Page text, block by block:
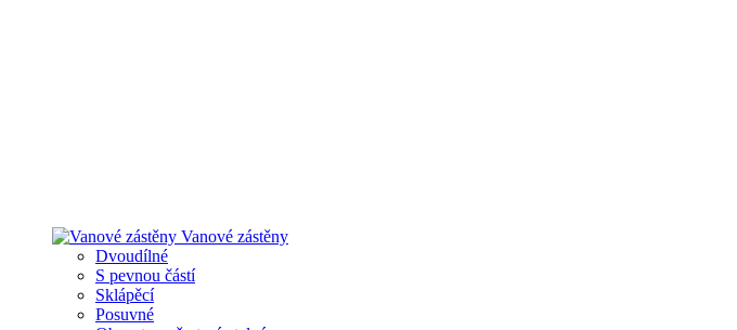
Vanové zástěny
Dvoudílné
S pevnou částí
Sklápěcí
Posuvné